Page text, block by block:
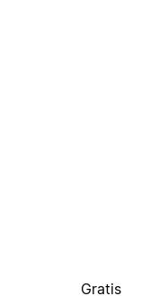
Gratis